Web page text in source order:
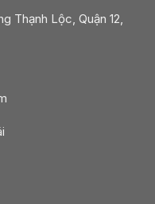
Thạnh Lộc, Quận 12,